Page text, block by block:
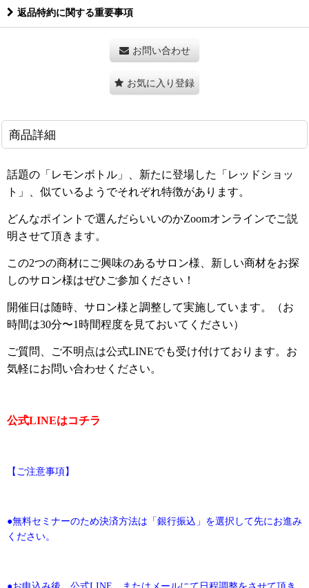
返品特約に関する重要事項
お問い合わせ
お気に入り登録
商品詳細
話題の「レモンボトル」、新たに登場した「レッドショッ
ト」、似ているようでそれぞれ特徴があります。
どんなポイントで選んだらいいのかZoomオンラインでご説
明させて頂きます。
この2つの商材にご興味のあるサロン様、新しい商材をお探
しのサロン様はぜひご参加ください！
開催日は随時、サロン様と調整して実施しています。（お
時間は30分〜1時間程度を見ておいてください）
ご質問、ご不明点は公式LINEでも受け付けております。お
気軽にお問い合わせください。
公式LINEはコチラ
【ご注意事項】
●無料セミナーのため決済方法は「銀行振込」を選択して先にお進み
ください。